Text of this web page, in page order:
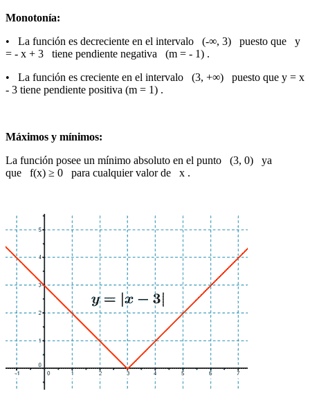
Monotonía:
• La función es decreciente en el intervalo (-∞, 3) puesto que y
= - x + 3 tiene pendiente negativa (m = - 1) .
• La función es creciente en el intervalo (3, +∞) puesto que y = x
- 3 tiene pendiente positiva (m = 1) .
Máximos y mínimos:
La función posee un mínimo absoluto en el punto (3, 0) ya
que f(x) ≥ 0 para cualquier valor de x .